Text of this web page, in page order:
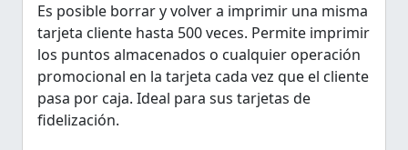
Es posible borrar y volver a imprimir una misma
tarjeta cliente hasta 500 veces. Permite imprimir
los puntos almacenados o cualquier operación
promocional en la tarjeta cada vez que el cliente
pasa por caja. Ideal para sus tarjetas de
fidelización.